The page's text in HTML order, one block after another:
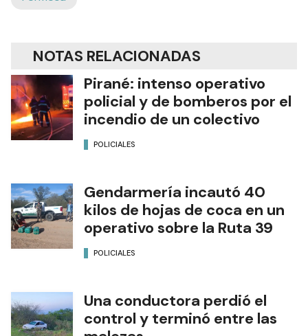
NOTAS RELACIONADAS
Pirané: intenso operativo
policial y de bomberos por el
incendio de un colectivo
POLICIALES
Gendarmería incautó 40
kilos de hojas de coca en un
operativo sobre la Ruta 39
POLICIALES
Una conductora perdió el
control y terminó entre las